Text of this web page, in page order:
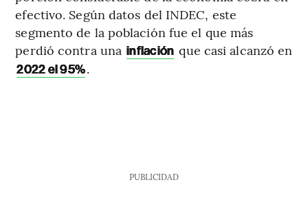
efectivo. Según datos del INDEC, este
segmento de la población fue el que más
perdió contra una inflación que casi alcanzó en
2022 el 95%.
PUBLICIDAD